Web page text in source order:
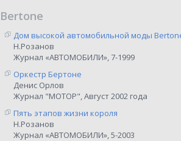
Bertone
Дом высокой автомобильной моды
Н.Розанов
Журнал «АВТОМОБИЛИ», 7-1999
Оркестр Бертоне
Денис Орлов
Журнал "МОТОР", Август 2002 года
Пять этапов жизни короля
Н.Розанов
Журнал «АВТОМОБИЛИ», 5-2003